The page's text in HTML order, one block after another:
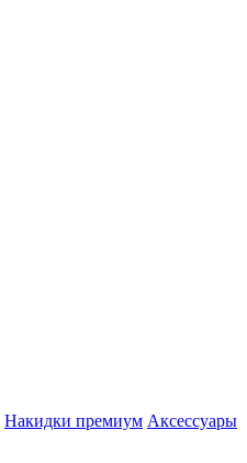
Накидки премиум Аксессуары